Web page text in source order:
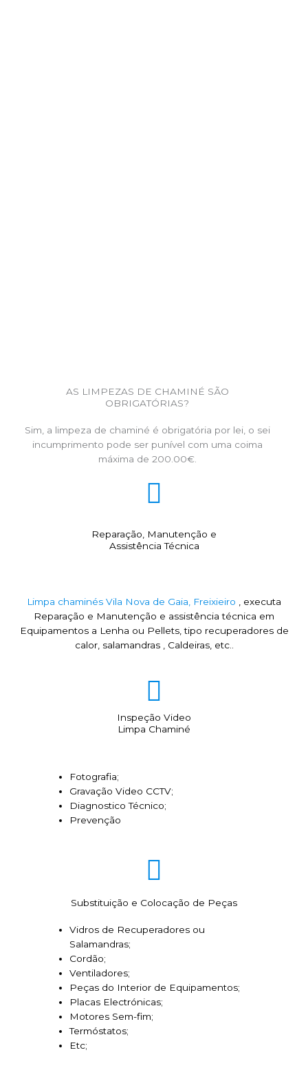
AS LIMPEZAS DE CHAMINÉ SÃO
OBRIGATÓRIAS?
Sim, a limpeza de chaminé é obrigatória por lei, o sei
incumprimento pode ser punível com uma coima
máxima de 200.00€.
Reparação, Manutenção e
Assistência Técnica
Limpa chaminés Vila Nova de Gaia, Freixieiro , executa
Reparação e Manutenção e assistência técnica em
Equipamentos a Lenha ou Pellets, tipo recuperadores de
calor, salamandras , Caldeiras, etc..
Inspeção Video
Limpa Chaminé
Fotografia;
Gravação Video CCTV;
Diagnostico Técnico;
Prevenção
Substituição e Colocação de Peças
Vidros de Recuperadores ou
Salamandras;
Cordão;
Ventiladores;
Peças do Interior de Equipamentos;
Placas Electrónicas;
Motores Sem-fim;
Termóstatos;
Etc;